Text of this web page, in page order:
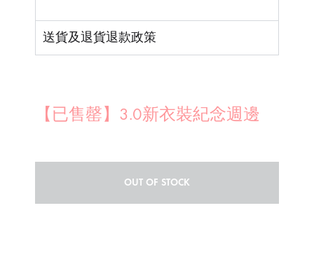
送貨及退貨退款政策
【已售罄】3.0新衣裝紀念週邊
OUT OF STOCK